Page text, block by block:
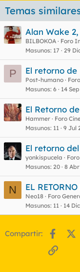
Temas
Alan Wake
BILBOKOA
Foro
Masunos 17 29
P El retorno de
Post-humano
Masunos 6 14
El Retorno
Hammer
Foro
Masunos 11 9 Jul
El retorno
yonkispucela
Masunos 20 8
N EL
Neo18
Foro
Masunos 11 14
Compartir:
Enlace